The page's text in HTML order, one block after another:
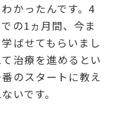
かったんです。4
の1ヵ月間、今ま
ばせてもらいまし
治療を進めるとい
のスタートに教え
いです。